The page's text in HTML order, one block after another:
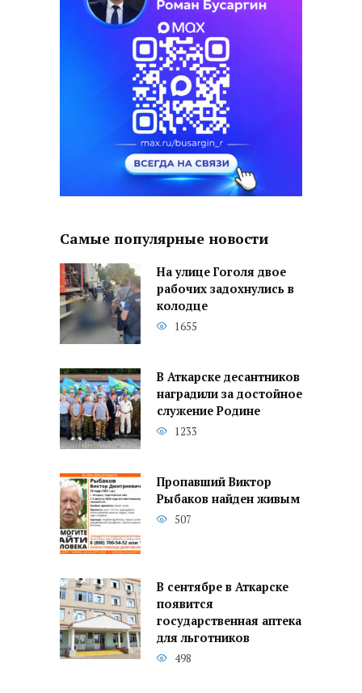
Самые популярные новости
На улице Гоголя двое
рабочих задохнулись в
колодце
1655
В Аткарске десантников
наградили за достойное
служение Родине
1233
Пропавший Виктор
Рыбаков найден живым
507
В сентябре в Аткарске
появится
государственная аптека
для льготников
498